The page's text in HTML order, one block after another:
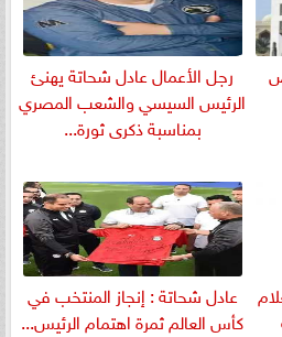
رجل الأعمال عادل شحاتة يهنئ
الرئيس السيسي والشعب المصري
بمناسبة ذكرى ثورة...
عادل شحاتة : إنجاز المنتخب في
كأس العالم ثمرة اهتمام الرئيس...